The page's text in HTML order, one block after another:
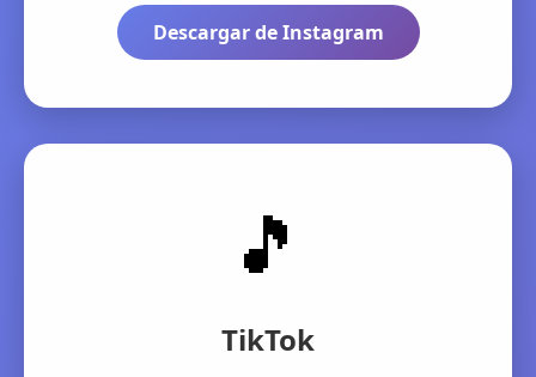
Descargar de Instagram
🎵
TikTok